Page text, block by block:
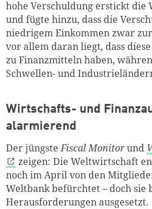
hohe Verschuldung erstickt die
und fügte hinzu, dass die
niedrigem Einkommen zwar
vor allem daran liegt, dass
zu Finanzmitteln haben,
Schwellen- und
Wirtschafts- und
alarmierend
Der jüngsteFiscal Monitorund
zeigen: Die Weltwirtschaft
noch im April von den
Weltbank befürchtet – doch
Herausforderungen ausgesetzt.